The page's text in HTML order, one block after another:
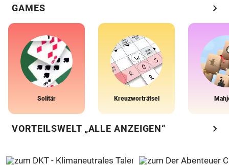
GAMES chevron_right
Solitär Kreuzworträtsel
VORTEILSWELT „ALLE ANZEIGEN“ chevron_right